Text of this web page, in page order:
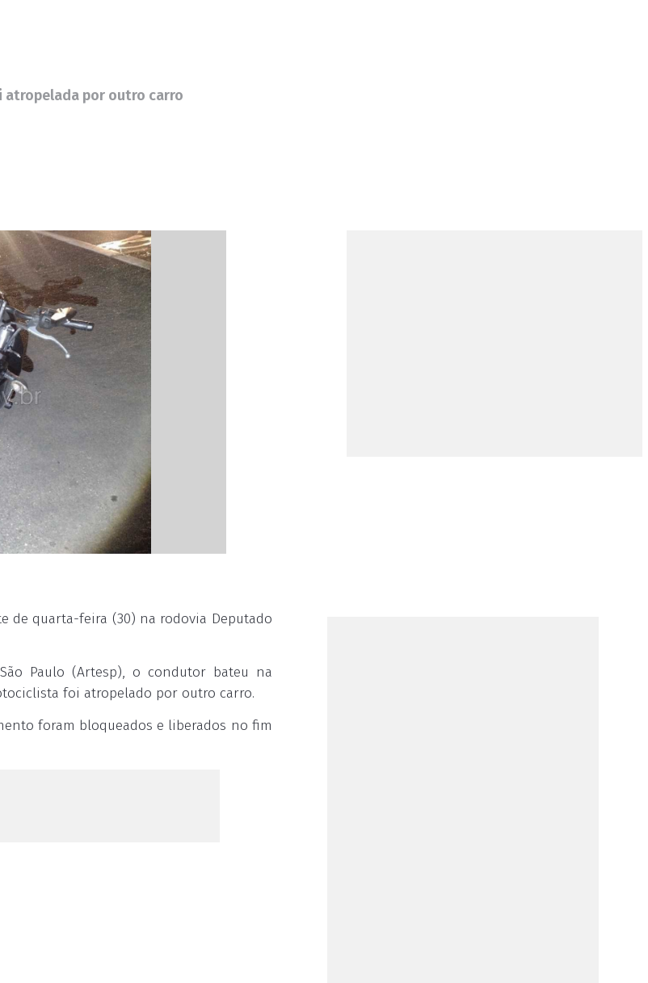
atropelada por outro carro
de quarta-feira (30) na rodovia Deputado
Paulo (Artesp), o condutor bateu na
foi atropelado por outro carro.
foram bloqueados e liberados no fim